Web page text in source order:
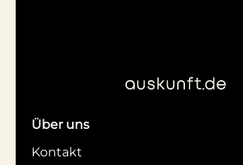
Über uns
Kontakt